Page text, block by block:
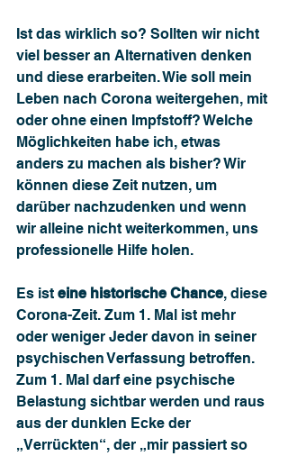
Ist das wirklich so? Sollten wir nicht
viel besser an Alternativen denken
und diese erarbeiten. Wie soll mein
Leben nach Corona weitergehen, mit
oder ohne einen Impfstoff? Welche
Möglichkeiten habe ich, etwas
anders zu machen als bisher? Wir
können diese Zeit nutzen, um
darüber nachzudenken und wenn
wir alleine nicht weiterkommen, uns
professionelle Hilfe holen.
Es ist eine historische Chance, diese
Corona-Zeit. Zum 1. Mal ist mehr
oder weniger Jeder davon in seiner
psychischen Verfassung betroffen.
Zum 1. Mal darf eine psychische
Belastung sichtbar werden und raus
aus der dunklen Ecke der
„Verrückten“, der „mir passiert so